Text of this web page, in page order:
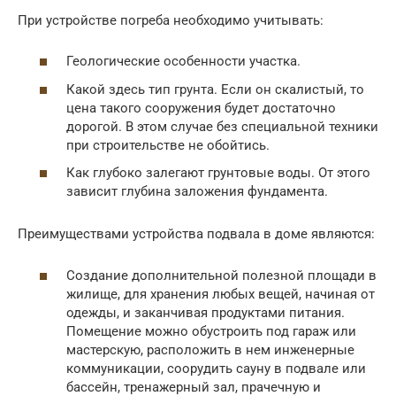
При устройстве погреба необходимо учитывать:
Геологические особенности участка.
Какой здесь тип грунта. Если он скалистый, то
цена такого сооружения будет достаточно
дорогой. В этом случае без специальной техники
при строительстве не обойтись.
Как глубоко залегают грунтовые воды. От этого
зависит глубина заложения фундамента.
Преимуществами устройства подвала в доме являются:
Создание дополнительной полезной площади в
жилище, для хранения любых вещей, начиная от
одежды, и заканчивая продуктами питания.
Помещение можно обустроить под гараж или
мастерскую, расположить в нем инженерные
коммуникации, соорудить сауну в подвале или
бассейн, тренажерный зал, прачечную и